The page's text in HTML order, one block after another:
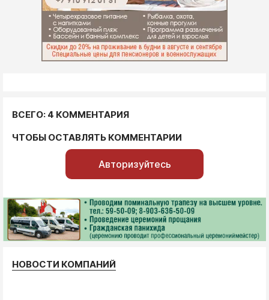
ВСЕГО: 4 КОММЕНТАРИЯ
ЧТОБЫ ОСТАВЛЯТЬ КОММЕНТАРИИ
Авторизуйтесь
НОВОСТИ КОМПАНИЙ